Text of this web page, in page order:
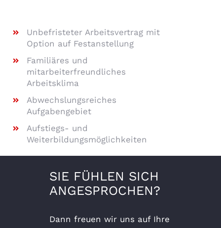
Unbefristeter Arbeitsvertrag mit
Option auf Festanstellung
Familiäres und
mitarbeiterfreundliches
Arbeitsklima
Abwechslungsreiches
Aufgabengebiet
Aufstiegs- und
Weiterbildungsmöglichkeiten
SIE FÜHLEN SICH
ANGESPROCHEN?
Dann freuen wir uns auf Ihre